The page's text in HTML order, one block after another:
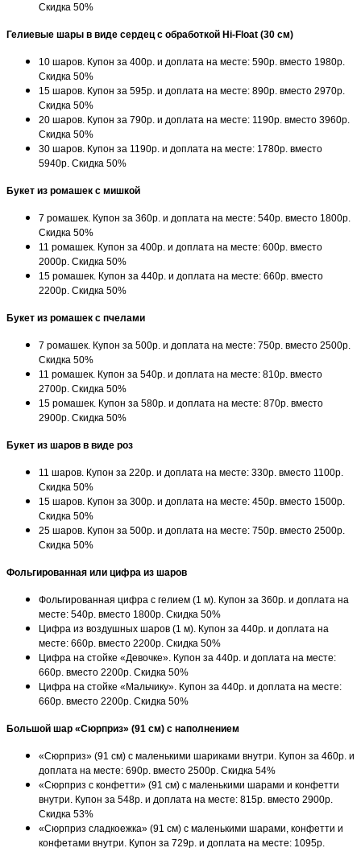
Скидка 50%
Гелиевые шары в виде сердец с обработкой Hi-Float (30 см)
10 шаров. Купон за 400р. и доплата на месте: 590р. вместо 1980р.
Скидка 50%
15 шаров. Купон за 595р. и доплата на месте: 890р. вместо 2970р.
Скидка 50%
20 шаров. Купон за 790р. и доплата на месте: 1190р. вместо 3960р.
Скидка 50%
30 шаров. Купон за 1190р. и доплата на месте: 1780р. вместо
5940р. Скидка 50%
Букет из ромашек с мишкой
7 ромашек. Купон за 360р. и доплата на месте: 540р. вместо 1800р.
Скидка 50%
11 ромашек. Купон за 400р. и доплата на месте: 600р. вместо
2000р. Скидка 50%
15 ромашек. Купон за 440р. и доплата на месте: 660р. вместо
2200р. Скидка 50%
Букет из ромашек с пчелами
7 ромашек. Купон за 500р. и доплата на месте: 750р. вместо 2500р.
Скидка 50%
11 ромашек. Купон за 540р. и доплата на месте: 810р. вместо
2700р. Скидка 50%
15 ромашек. Купон за 580р. и доплата на месте: 870р. вместо
2900р. Скидка 50%
Букет из шаров в виде роз
11 шаров. Купон за 220р. и доплата на месте: 330р. вместо 1100р.
Скидка 50%
15 шаров. Купон за 300р. и доплата на месте: 450р. вместо 1500р.
Скидка 50%
25 шаров. Купон за 500р. и доплата на месте: 750р. вместо 2500р.
Скидка 50%
Фольгированная или цифра из шаров
Фольгированная цифра с гелием (1 м). Купон за 360р. и доплата на
месте: 540р. вместо 1800р. Скидка 50%
Цифра из воздушных шаров (1 м). Купон за 440р. и доплата на
месте: 660р. вместо 2200р. Скидка 50%
Цифра на стойке «Девочке». Купон за 440р. и доплата на месте:
660р. вместо 2200р. Скидка 50%
Цифра на стойке «Мальчику». Купон за 440р. и доплата на месте:
660р. вместо 2200р. Скидка 50%
Большой шар «Сюрприз» (91 см) с наполнением
«Сюрприз» (91 см) с маленькими шариками внутри. Купон за 460р. и
доплата на месте: 690р. вместо 2500р. Скидка 54%
«Сюрприз с конфетти» (91 см) с маленькими шарами и конфетти
внутри. Купон за 548р. и доплата на месте: 815р. вместо 2900р.
Скидка 53%
«Сюрприз сладкоежка» (91 см) с маленькими шарами, конфетти и
конфетами внутри. Купон за 729р. и доплата на месте: 1095р.